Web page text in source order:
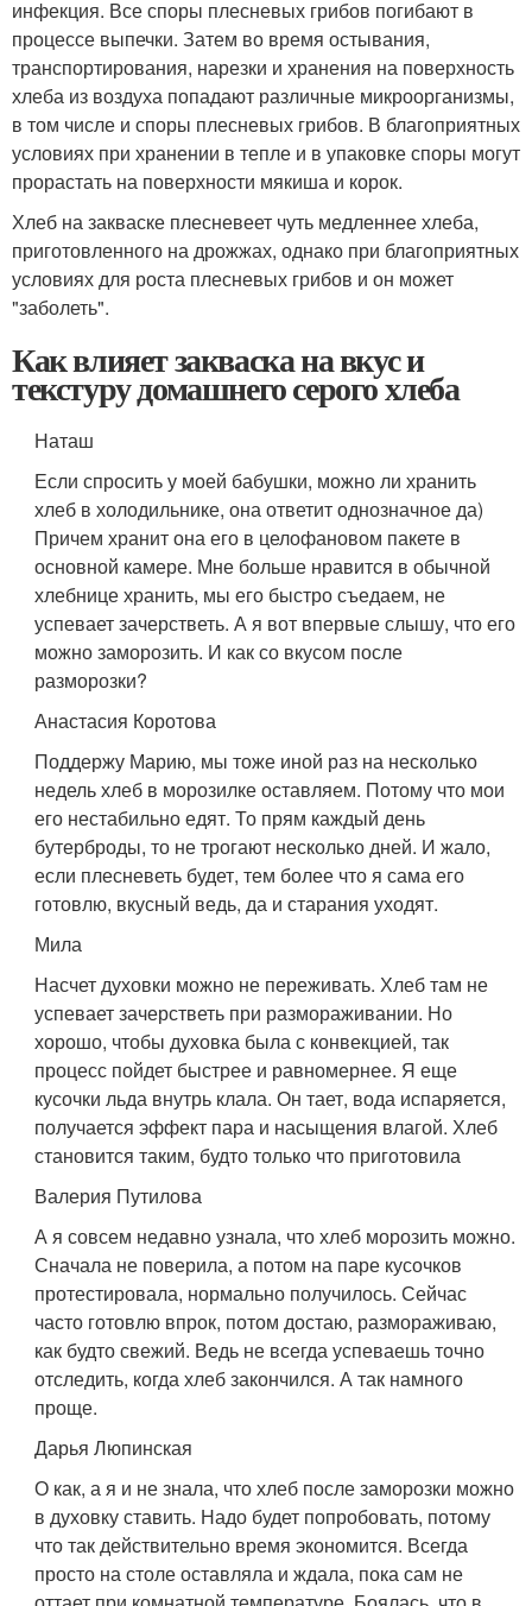
инфекция. Все споры плесневых грибов погибают в
процессе выпечки. Затем во время остывания,
транспортирования, нарезки и хранения на поверхность
хлеба из воздуха попадают различные микроорганизмы,
в том числе и споры плесневых грибов. В благоприятных
условиях при хранении в тепле и в упаковке споры могут
прорастать на поверхности мякиша и корок.
Хлеб на закваске плесневеет чуть медленнее хлеба,
приготовленного на дрожжах, однако при благоприятных
условиях для роста плесневых грибов и он может
"заболеть".
Как влияет закваска на вкус и
текстуру домашнего серого хлеба
Наташ
Если спросить у моей бабушки, можно ли хранить
хлеб в холодильнике, она ответит однозначное да)
Причем хранит она его в целофановом пакете в
основной камере. Мне больше нравится в обычной
хлебнице хранить, мы его быстро съедаем, не
успевает зачерстветь. А я вот впервые слышу, что его
можно заморозить. И как со вкусом после
разморозки?
Анастасия Коротова
Поддержу Марию, мы тоже иной раз на несколько
недель хлеб в морозилке оставляем. Потому что мои
его нестабильно едят. То прям каждый день
бутерброды, то не трогают несколько дней. И жало,
если плесневеть будет, тем более что я сама его
готовлю, вкусный ведь, да и старания уходят.
Мила
Насчет духовки можно не переживать. Хлеб там не
успевает зачерстветь при размораживании. Но
хорошо, чтобы духовка была с конвекцией, так
процесс пойдет быстрее и равномернее. Я еще
кусочки льда внутрь клала. Он тает, вода испаряется,
получается эффект пара и насыщения влагой. Хлеб
становится таким, будто только что приготовила
Валерия Путилова
А я совсем недавно узнала, что хлеб морозить можно.
Сначала не поверила, а потом на паре кусочков
протестировала, нормально получилось. Сейчас
часто готовлю впрок, потом достаю, размораживаю,
как будто свежий. Ведь не всегда успеваешь точно
отследить, когда хлеб закончился. А так намного
проще.
Дарья Люпинская
О как, а я и не знала, что хлеб после заморозки можно
в духовку ставить. Надо будет попробовать, потому
что так действительно время экономится. Всегда
просто на столе оставляла и ждала, пока сам не